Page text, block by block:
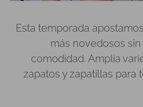
Esta temporada
más novedosos
comodidad. Amplia
zapatos y zapatillas para